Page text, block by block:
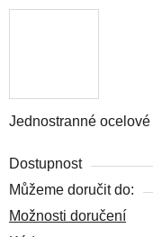
Jednostranné
Dostupnost
Můžeme doručit do:
Možnosti doručení